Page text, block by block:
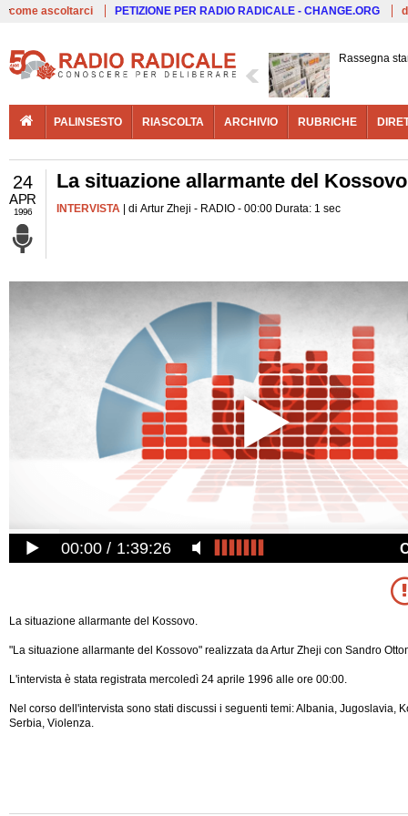
come ascoltarci PETIZIONE PER RADIO RADICALE - CHANGE.ORG
Rassegna
PALINSESTO RIASCOLTA ARCHIVIO RUBRICHE
24
APR
1996
La situazione allarmante del Kossovo
INTERVISTA | di Artur Zheji - RADIO - 00:00 Durata: 1 sec
00:00 1:39:26
La situazione allarmante del Kossovo.
"La situazione allarmante del Kossovo" realizzata da Artur Zheji con Sandro
L'intervista è stata registrata mercoledì 24 aprile 1996 alle ore 00:00.
Nel corso dell'intervista sono stati discussi i seguenti temi: Albania, Jugoslavia,
Serbia, Violenza.